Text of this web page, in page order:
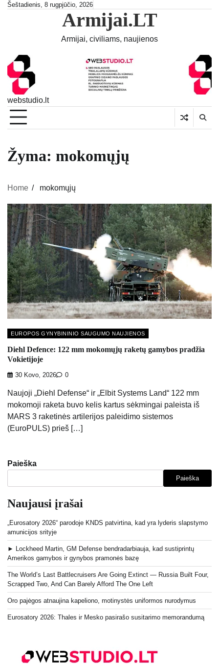
SkipŠeštadienis, 8 rugpjūčio, 2026
Armijai.LT
Armijai, civiliams, naujienos
webstudio.lt
Žyma: mokomųjų
Home mokomųjų
EUROPOS GYNYBININIO SAUGUMO NAUJIENOS
Diehl Defence: 122 mm mokomųjų raketų gamybos pradžia
Vokietijoje
30 Kovo, 2026 0
Naujoji „Diehl Defense“ ir „Elbit Systems Land“ 122 mm
mokomoji raketa buvo kelis kartus sėkmingai paleista iš
MARS 3 raketinės artilerijos paleidimo sistemos
(EuroPULS) prieš […]
Paieška
Paieška
Naujausi įrašai
„Eurosatory 2026“ parodoje KNDS patvirtina, kad yra lyderis slapstymo
amunicijos srityje
► Lockheed Martin, GM Defense bendradarbiauja, kad sustiprintų
Amerikos gamybos ir gynybos pramonės bazę
The World’s Last Battlecruisers Are Going Extinct — Russia Built Four,
Scrapped Two, And Can Barely Afford The One Left
Oro pajėgos atnaujina kapeliono, motinystės uniformos nurodymus
Eurosatory 2026: Thales ir Mesko pasirašo susitarimo memorandumą